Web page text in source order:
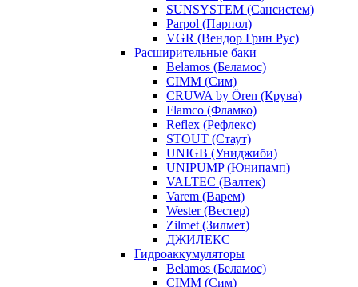
SUNSYSTEM (Сансистем)
Parpol (Парпол)
VGR (Вендор Грин Рус)
Расширительные баки
Belamos (Беламос)
CIMM (Сим)
CRUWA by Ören (Крува)
Flamco (Фламко)
Reflex (Рефлекс)
STOUT (Стаут)
UNIGB (Униджиби)
UNIPUMP (Юнипамп)
VALTEC (Валтек)
Varem (Варем)
Wester (Вестер)
Zilmet (Зилмет)
ДЖИЛЕКС
Гидроаккумуляторы
Belamos (Беламос)
CIMM (Сим)